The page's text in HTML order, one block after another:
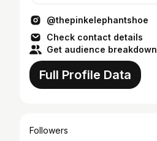
@thepinkelephantshoe
Check contact details
Get audience breakdown
Full Profile Data
Followers